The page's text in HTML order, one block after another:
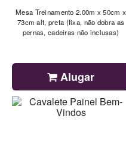
Mesa Treinamento 2.00m x 50cm x
73cm alt, preta (fixa, não dobra as
pernas, cadeiras não inclusas)
Alugar